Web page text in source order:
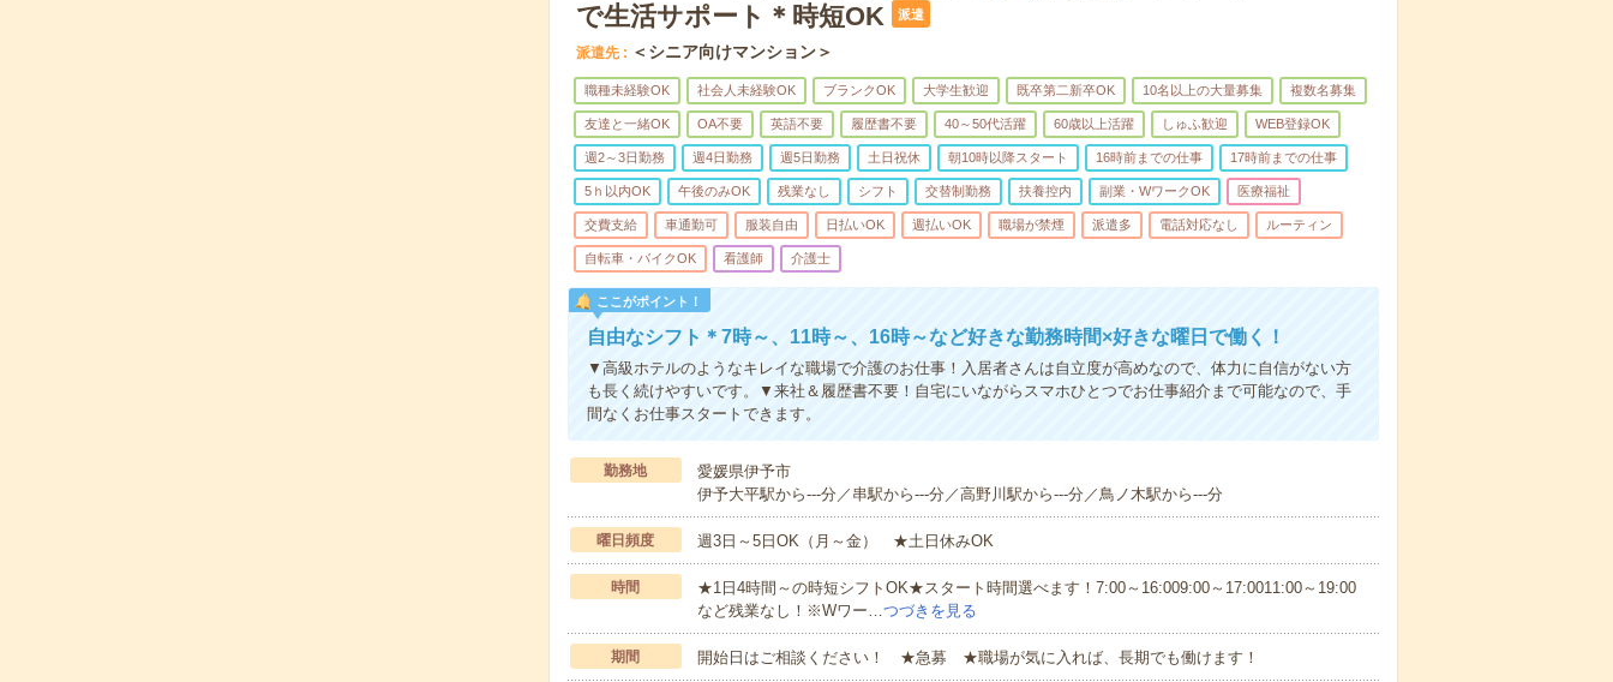
で生活サポート＊時短OK
派遣
派遣先 ＜シニア向けマンション＞
職種未経験OK 社会人未経験OK ブランクOK 大学生歓迎 既卒第二新卒OK 10名以上の大量募集 複数名募集
友達と一緒OK OA不要 英語不要 履歴書不要 40～50代活躍 60歳以上活躍 しゅふ歓迎 WEB登録OK
週2～3日勤務 週4日勤務 週5日勤務 土日祝休 朝10時以降スタート 16時前までの仕事 17時前までの仕事
5ｈ以内OK 午後のみOK 残業なし シフト 交替制勤務 扶養控内 副業・WワークOK 医療福祉
交費支給 車通勤可 服装自由 日払いOK 週払いOK 職場が禁煙 派遣多 電話対応なし ルーティン
自転車・バイクOK 看護師 介護士
ここがポイント！
自由なシフト＊7時～、11時～、16時～など好きな勤務時間×好きな曜日で働く！
▼高級ホテルのようなキレイな職場で介護のお仕事！入居者さんは自立度が高めなので、体力に自信がない方
も長く続けやすいです。▼来社＆履歴書不要！自宅にいながらスマホひとつでお仕事紹介まで可能なので、手
間なくお仕事スタートできます。
勤務地
愛媛県伊予市
伊予大平駅から---分／串駅から---分／高野川駅から---分／鳥ノ木駅から---分
曜日頻度 週3日～5日OK（月～金） ★土日休みOK
時間
★1日4時間～の時短シフトOK★スタート時間選べます！7:00～16:009:00～17:0011:00～19:00
など残業なし！※Wワー…つづきを見る
期間 開始日はご相談ください！ ★急募 ★職場が気に入れば、長期でも働けます！